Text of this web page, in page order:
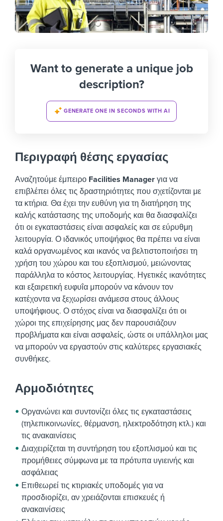
Want to generate a unique job
description?
GENERATE ONE IN SECONDS WITH AI
Περιγραφή θέσης εργασίας
Αναζητούμε έμπειρο Facilities Manager για να
επιβλέπει όλες τις δραστηριότητες που σχετίζονται με
τα κτήρια. Θα έχει την ευθύνη για τη διατήρηση της
καλής κατάστασης της υποδομής και θα διασφαλίζει
ότι οι εγκαταστάσεις είναι ασφαλείς και σε εύρυθμη
λειτουργία. Ο ιδανικός υποψήφιος θα πρέπει να είναι
καλά οργανωμένος και ικανός να βελτιστοποιήσει τη
χρήση του χώρου και του εξοπλισμού, μειώνοντας
παράλληλα το κόστος λειτουργίας. Ηγετικές ικανότητες
και εξαιρετική ευφυΐα μπορούν να κάνουν τον
κατέχοντα να ξεχωρίσει ανάμεσα στους άλλους
υποψήφιους. Ο στόχος είναι να διασφαλίζει ότι οι
χώροι της επιχείρησης μας δεν παρουσιάζουν
προβλήματα και είναι ασφαλείς, ώστε οι υπάλληλοι μας
να μπορούν να εργαστούν στις καλύτερες εργασιακές
συνθήκες.
Αρμοδιότητες
Οργανώνει και συντονίζει όλες τις εγκαταστάσεις
(τηλεπικοινωνίες, θέρμανση, ηλεκτροδότηση κτλ.) και
τις ανακαινίσεις
Διαχειρίζεται τη συντήρηση του εξοπλισμού και τις
προμήθειες σύμφωνα με τα πρότυπα υγιεινής και
ασφάλειας
Επιθεωρεί τις κτιριακές υποδομές για να
προσδιορίζει, αν χρειάζονται επισκευές ή
ανακαινίσεις